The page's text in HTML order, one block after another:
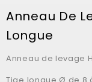
Anneau De
Longue
Anneau de levage